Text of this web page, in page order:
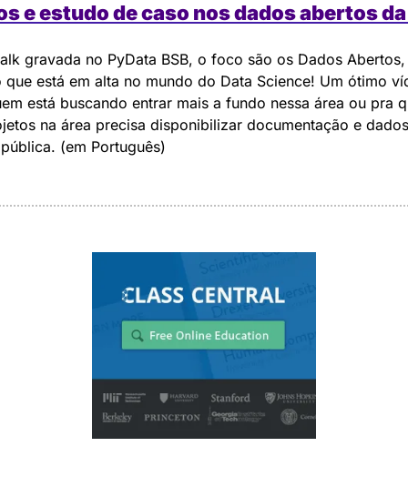
e estudo de caso nos dados abertos da
gravada no PyData BSB, o foco são os Dados Abertos,
que está em alta no mundo do Data Science! Um ótimo
está buscando entrar mais a fundo nessa área ou pra
na área precisa disponibilizar documentação e
(em Português)